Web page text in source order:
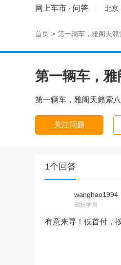
网上车市 · 问答 北京
首页 > 第一辆车，雅阁天
第一辆车，
第一辆车，雅阁天籁索
关注问题
1个回答
wanghao1994
驾校学员
有意来寻！低首付，
请输